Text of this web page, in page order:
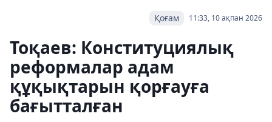
11:33, 10 ақпан 2026
Қоғам
Тоқаев: Конституциялық
реформалар адам
құқықтарын қорғауға
бағытталған